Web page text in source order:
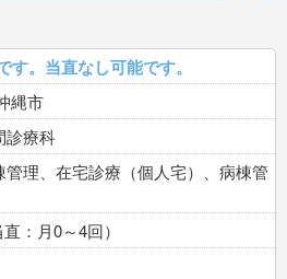
。当直なし可能です。
縄市
診療科
理、在宅診療（個人宅）、病棟管
：月0～4回）